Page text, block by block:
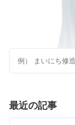
最近の記事